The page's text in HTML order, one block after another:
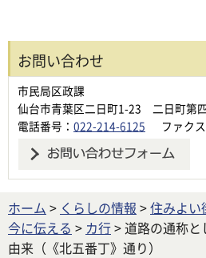
お問い合わせ
市民局区政課
仙台市青葉区二日町1-23 二日町第
電話番号： 022-214-6125 ファク
ホーム > くらしの情報 >住みよい
今に伝える > カ行> 道路の通称
由来（《北五番丁》通り）